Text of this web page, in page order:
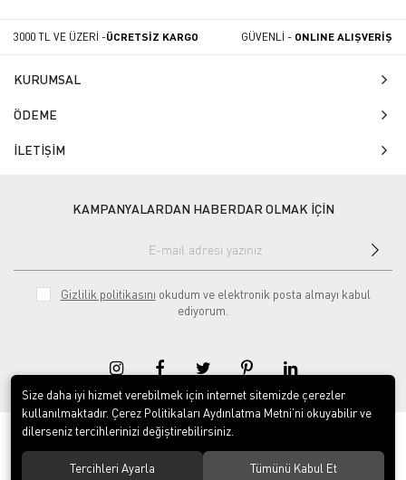
3000 TL VE ÜZERİ -ÜCRETSİZ KARGO GÜVENLİ - ONLINE ALIŞVERİŞ
KURUMSAL
ÖDEME
İLETİŞİM
KAMPANYALARDAN HABERDAR OLMAK İÇİN
Gizlilik politikasını okudum ve elektronik posta almayı kabul
ediyorum.
© 2020Isg Tabelam. Tüm hakları saklıdır.
Size daha iyi hizmet verebilmek için internet sitemizde çerezler
kullanılmaktadır. Çerez Politikaları Aydınlatma Metni’ni okuyabilir ve
dilerseniz tercihlerinizi değiştirebilirsiniz.
Tercihleri Ayarla Tümünü Kabul Et